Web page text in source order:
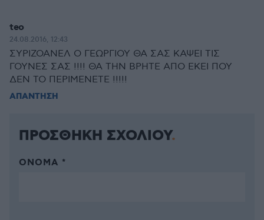
teo
24.08.2016, 12:43
ΣΥΡΙΖΟΑΝΕΛ Ο ΓΕΩΡΓΙΟΥ ΘΑ ΣΑΣ ΚΑΨΕΙ ΤΙΣ
ΓΟΥΝΕΣ ΣΑΣ !!!! ΘΑ ΤΗΝ ΒΡΗΤΕ ΑΠΟ ΕΚΕΙ ΠΟΥ
ΔΕΝ ΤΟ ΠΕΡΙΜΕΝΕΤΕ !!!!!
ΑΠΑΝΤΗΣΗ
ΠΡΟΣΘΗΚΗ ΣΧΟΛΙΟΥ
ΌΝΟΜΑ *